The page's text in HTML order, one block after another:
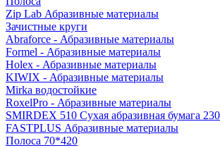
Zip Lab Абразивные материалы
Зачистные круги
Abraforce - Абразивные материалы
Formel - Абразивные материалы
Holex - Абразивные материалы
KIWIX - Абразивные материалы
Mirka водостойкие
RoxelPro - Абразивные материалы
SMIRDEX 510 Сухая абразивная бумага
FASTPLUS Абразивные материалы
Полоса 70*420